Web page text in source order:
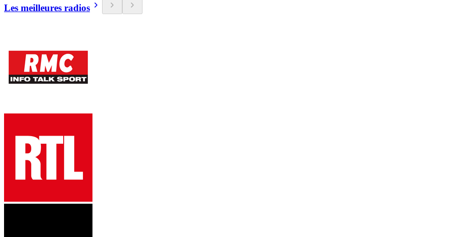
Les meilleures radios